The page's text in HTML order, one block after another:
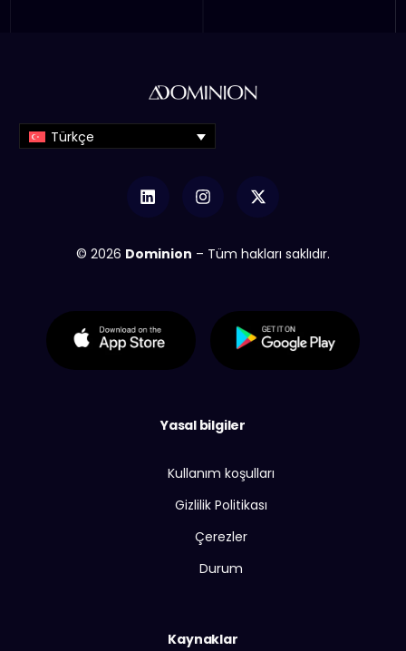
Türkçe
© 2026 Dominion – Tüm hakları saklıdır.
Yasal bilgiler
Kullanım koşulları
Gizlilik Politikası
Çerezler
Durum
Kaynaklar